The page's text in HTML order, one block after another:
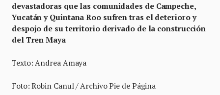
devastadoras que las comunidades de Campeche,
Yucatán y Quintana Roo sufren tras el deterioro y
despojo de su territorio derivado de la construcción
del Tren Maya
Texto: Andrea Amaya
Foto: Robin Canul / Archivo Pie de Página